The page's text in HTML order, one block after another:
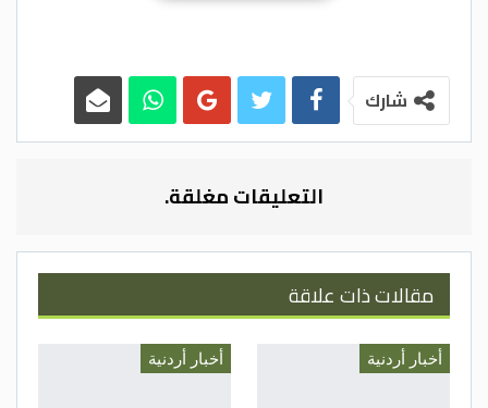
وشدد على التزام جميع المصلين والعاملين في المساجد بوضع
الكمامات قبل الدخول للمساجد، فضلا عن إقامة الصلاة في
النساء ضمن الاشتراطات الصحية المعلنة.
وحثّ الأئمة والعاملين في المساجد إلى توجيه كبار السن والأطفال
الظرف الاستثنائي.
شارك
التعليقات مغلقة.
مقالات ذات علاقة
أخبار أردنية أخبار أردنية